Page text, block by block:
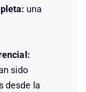
una
sido
desde la